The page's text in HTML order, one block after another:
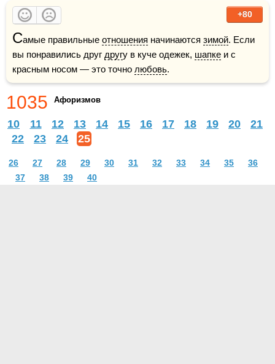
+80
Самые правильные отношения начинаются зимой. Если
вы понравились друг другу в куче одежек, шапке и с
красным носом — это точно любовь.
1035 Афоризмов
10 11 12 13 14 15 16 17 18 19 20
21
22
23 24 25
26 27 28 29 30 31 32 33 34 35
36
37
38 39 40